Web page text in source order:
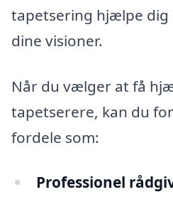
tapetsering hjælpe dig
dine visioner.
Når du vælger at få
tapetserere, kan du
fordele som:
Professionel